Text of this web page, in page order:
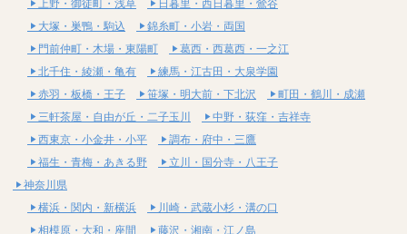
上野・御徒町・浅草
日暮里・西日暮里・鶯谷
大塚・巣鴨・駒込
錦糸町・小岩・両国
門前仲町・木場・東陽町
葛西・西葛西・一之江
北千住・綾瀬・亀有
練馬・江古田・大泉学園
赤羽・板橋・王子
笹塚・明大前・下北沢
町田・鶴川・成瀬
三軒茶屋・自由が丘・二子玉川
中野・荻窪・吉祥寺
西東京・小金井・小平
調布・府中・三鷹
福生・青梅・あきる野
立川・国分寺・八王子
神奈川県
横浜・関内・新横浜
川崎・武蔵小杉・溝の口
相模原・大和・座間
藤沢・湘南・江ノ島